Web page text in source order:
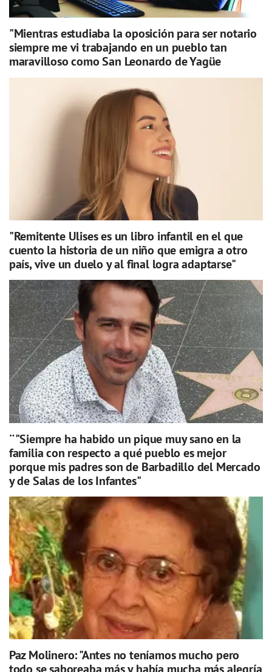
"Mientras estudiaba la oposición para ser notario
siempre me vi trabajando en un pueblo tan
maravilloso como San Leonardo de Yagüe
"Remitente Ulises es un libro infantil en el que
cuento la historia de un niño que emigra a otro
país, vive un duelo y al final logra adaptarse"
¨"Siempre ha habido un pique muy sano en la
familia con respecto a qué pueblo es mejor
porque mis padres son de Barbadillo del Mercado
y de Salas de los Infantes"
Paz Molinero: "Antes no teníamos mucho pero